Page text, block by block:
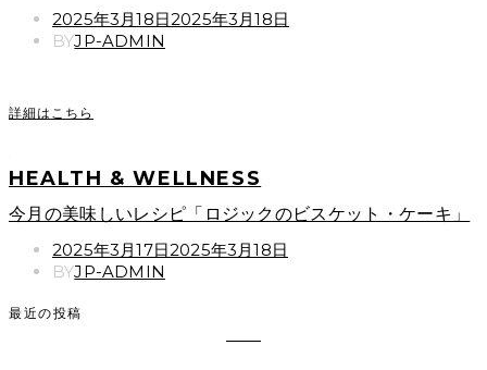
POSTED
ON
2025年3月18日2025年3月18日
BYJP-ADMIN
詳細はこちら
HEALTH & WELLNESS
今月の美味しいレシピ「ロジックのビスケット・ケーキ」
POSTED
ON
2025年3月17日2025年3月18日
BYJP-ADMIN
最近の投稿